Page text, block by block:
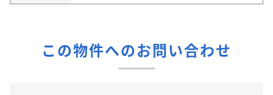
この物件へのお問い合わせ